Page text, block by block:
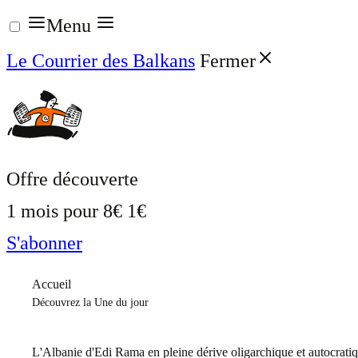
Aller
au
contenu
Menu
Le Courrier des Balkans Fermer
Offre découverte
1 mois pour 8€ 1€
S'abonner
Accueil
Découvrez la Une du jour
L'Albanie d'Edi Rama en pleine dérive oligarchique et